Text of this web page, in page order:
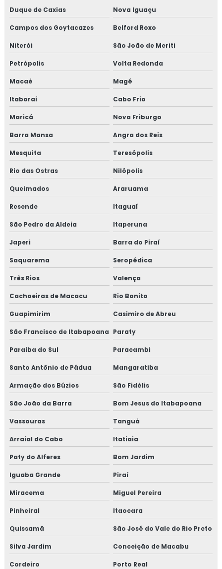
INDUSTRIAIS
MANUTENÇÃO MECÂNICA INDUSTRIAL
SERVIÇOS DE MANUTENÇÃO INDUSTRIAL
TÉCNICO DE MANUTENÇÃO INDUSTRIAL
CURSO MANUTENÇÃO INDUSTRIAL
MONTAGEM DE TUBULAÇÃO
MONTAGEM DE TUBULAÇÃO INDUSTRIAL
CUSTO DE MONTAGEM DE TUBULAÇÃO
INDUSTRIAL
EMPRESA DE MONTAGEM DE TUBULAÇÃO
INDUSTRIAL
MONTAGEM DE TUBULAÇÃO DE INOX
INDUSTRIAL
TREINAMENTO NR13 VASO DE PRESSÃO
TREINAMENTO NR13 CALDEIRA
TREINAMENTO NR13 TUBULAÇÃO
TREINAMENTO NR13 TANQUE METÁLICO
TREINAMENTO NR10
TREINAMENTO NR10 SEGURANÇA EM
INSTALAÇÕES ELÉTRICAS
TREINAMENTO NR34
TREINAMENTO NR34 ITEM TESTE DE
PRESSURIZADAS
REPAROS EM TUBULAÇÕES
EMPRESA DE REPAROS EM TUBULAÇÕES
SERVIÇOS DE MANUTENÇÃO PREDIAL
EMPRESA DE MANUTENÇÃO PREDIAL
EMPRESA DE MANUTENÇÃO PREDIAL RJ
Duque de Caxias Nova Iguaçu
Campos dos Goytacazes Belford Roxo
Niterói São João de Meriti
Petrópolis Volta Redonda
Macaé Magé
Itaboraí Cabo Frio
Maricá Nova Friburgo
Barra Mansa Angra dos Reis
Mesquita Teresópolis
Rio das Ostras Nilópolis
Queimados Araruama
Resende Itaguaí
São Pedro da Aldeia Itaperuna
Japeri Barra do Piraí
Saquarema Seropédica
Três Rios Valença
Cachoeiras de Macacu Rio Bonito
Guapimirim Casimiro de Abreu
São Francisco de Itabapoana Paraty
Paraíba do Sul Paracambi
Santo Antônio de Pádua Mangaratiba
Armação dos Búzios São Fidélis
São João da Barra Bom Jesus do Itabapoana
Vassouras Tanguá
Arraial do Cabo Itatiaia
Paty do Alferes Bom Jardim
Iguaba Grande Piraí
Miracema Miguel Pereira
Pinheiral Itaocara
Quissamã São José do Vale do Rio Preto
Silva Jardim Conceição de Macabu
Cordeiro Porto Real